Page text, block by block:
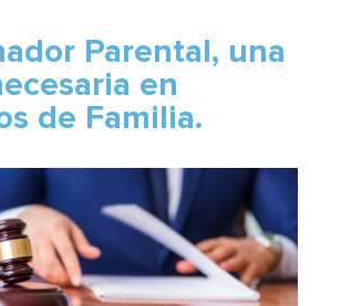
Parental, una
en
de Familia.